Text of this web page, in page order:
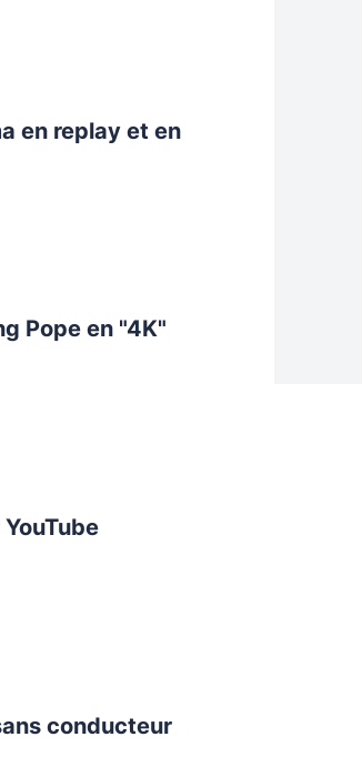
en replay et en
Pope en "4K"
conducteur